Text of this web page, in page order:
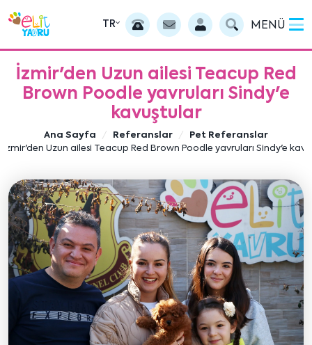
TR MENÜ
İzmir'den Uzun ailesi Teacup Red
Brown Poodle yavruları Sindy'e
kavuştular
Ana Sayfa Referanslar
Pet Referanslar
İzmir'den Uzun ailesi Teacup Red Brown Poodle yavruları Sindy'e